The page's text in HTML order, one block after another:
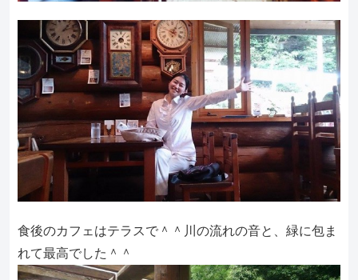
食後のカフェはテラスで＾＾川の流れの音と、緑に包ま
れて最高でした＾＾